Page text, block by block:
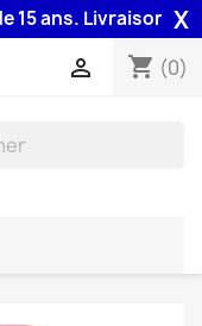
ans. Livraison 48HX
shopping_cart (0)
